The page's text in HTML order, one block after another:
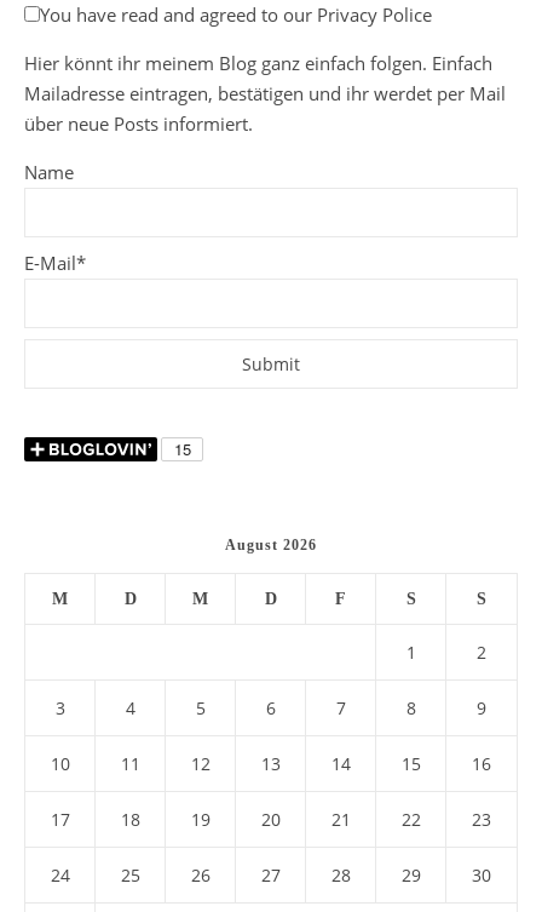
You have read and agreed to our Privacy Police
Hier könnt ihr meinem Blog ganz einfach folgen. Einfach
Mailadresse eintragen, bestätigen und ihr werdet per Mail
über neue Posts informiert.
Name
E-Mail*
August 2026
M D M D F S S
1 2
3 4 5 6 7 8 9
10 11 12 13 14 15 16
17 18 19 20 21 22 23
24 25 26 27 28 29 30